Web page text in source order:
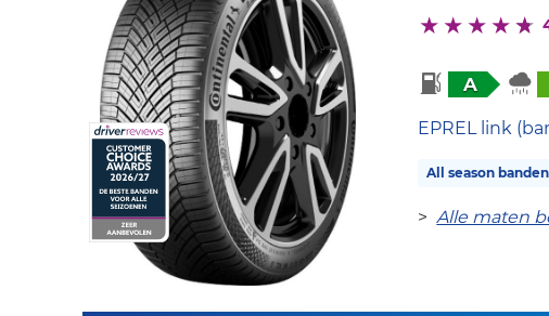
A
EPREL link
All season banden
>Alle maten